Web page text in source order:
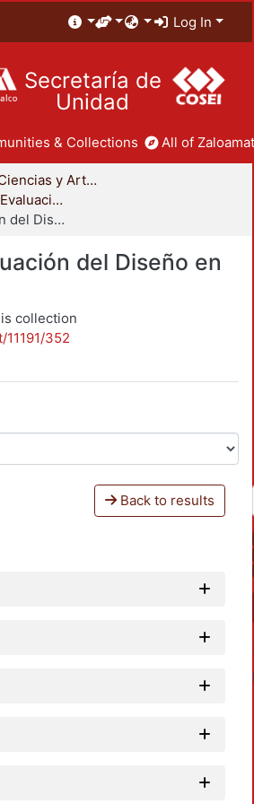
Log In
Secretaría de
Unidad
& Collections All of
División de Ciencias y Artes para el Diseño
Departamento de Evaluación del Diseño en el Tiempo
Libros - Evaluación del Diseño en el Tiempo
del Diseño en
collection
352
Back to results